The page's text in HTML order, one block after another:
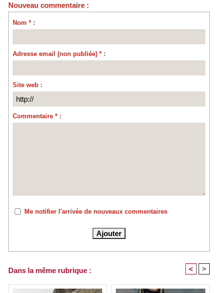
Nouveau commentaire :
Nom * :
Adresse email (non publiée) * :
Site web :
Commentaire * :
Me notifier l'arrivée de nouveaux commentaires
Dans la même rubrique : < >